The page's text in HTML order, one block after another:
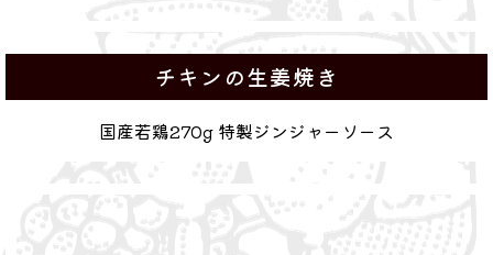
チキンの生姜焼き
国産若鶏270g 特製ジンジャーソース